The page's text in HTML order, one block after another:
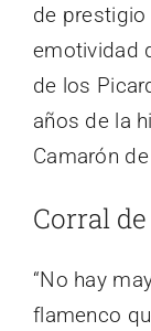
de
emotividad
de los
años de la
Camarón
Corral
“No hay
flamenco